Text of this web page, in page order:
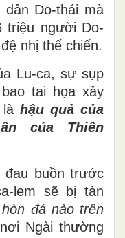
Do-thái mà
triệu người Do-
nhị thế chiến.
Lu-ca, sự sụp
tai họa xảy
hậu quả của
của Thiên
buồn trước
lem sẽ bị tàn
hòn đá nào trên
Ngài thường